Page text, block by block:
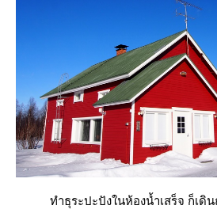
ทำธุระปะปังในห้องน้ำเสร็จ ก็เดิ